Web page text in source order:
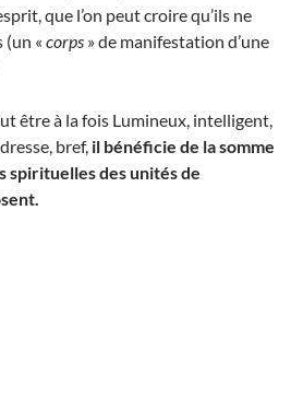
que l’on peut croire qu’ils ne
(un « corps » de manifestation d’une
être à la fois Lumineux, intelligent,
bref, il bénéficie de la somme
spirituelles des unités de